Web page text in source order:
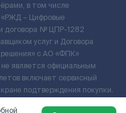
в том числе
– Цифровые
договора № ЦПР-1282
услуг и Договора
c АО «ФПК»
является официальным
включает сервисный
подтверждения покупки.